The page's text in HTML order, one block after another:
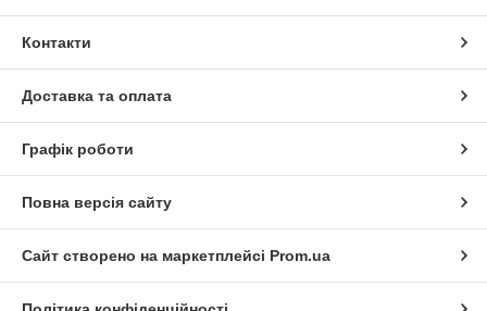
Контакти
Доставка та оплата
Графік роботи
Повна версія сайту
Сайт створено на маркетплейсі Prom.ua